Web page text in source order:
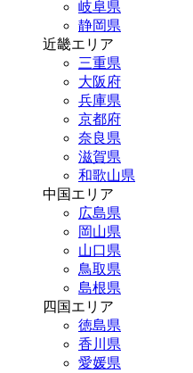
岐阜県
静岡県
近畿エリア
三重県
大阪府
兵庫県
京都府
奈良県
滋賀県
和歌山県
中国エリア
広島県
岡山県
山口県
鳥取県
島根県
四国エリア
徳島県
香川県
愛媛県